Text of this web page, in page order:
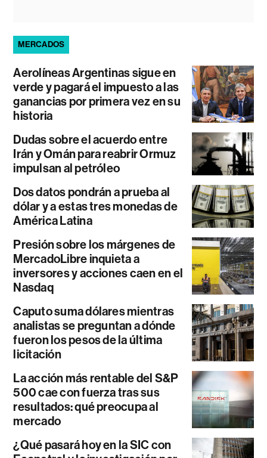
MERCADOS
Aerolíneas Argentinas sigue en
verde y pagará el impuesto a las
ganancias por primera vez en su
historia
Dudas sobre el acuerdo entre
Irán y Omán para reabrir Ormuz
impulsan al petróleo
Dos datos pondrán a prueba al
dólar y a estas tres monedas de
América Latina
Presión sobre los márgenes de
MercadoLibre inquieta a
inversores y acciones caen en el
Nasdaq
Caputo suma dólares mientras
analistas se preguntan a dónde
fueron los pesos de la última
licitación
La acción más rentable del S&P
500 cae con fuerza tras sus
resultados: qué preocupa al
mercado
¿Qué pasará hoy en la SIC con